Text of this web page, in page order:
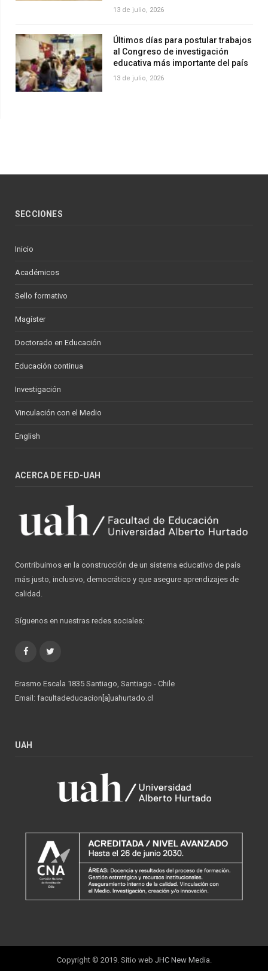
13 de julio, 2026
Últimos días para postular trabajos
al Congreso de investigación
educativa más importante del país
13 de julio, 2026
SECCIONES
Inicio
Académicos
Sello formativo
Magíster
Doctorado en Educación
Educación continua
Investigación
Vinculación con el Medio
English
ACERCA DE FED-UAH
Contribuimos en la construcción de un sistema educativo de país
más justo, inclusivo, democrático y que asegure aprendizajes de
calidad.
Síguenos en nuestras redes sociales:
Facebook
Erasmo Escala 1835 Santiago, Santiago - Chile
Email: facultadeducacion[a]uahurtado.cl
UAH
Copyright © 2019. Sitio web JHC New Media